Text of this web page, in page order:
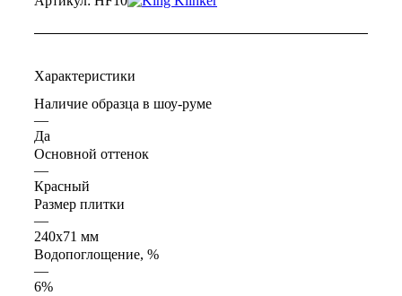
Характеристики
Наличие образца в шоу-руме
—
Да
Основной оттенок
—
Красный
Размер плитки
—
240x71 мм
Водопоглощение, %
—
6%